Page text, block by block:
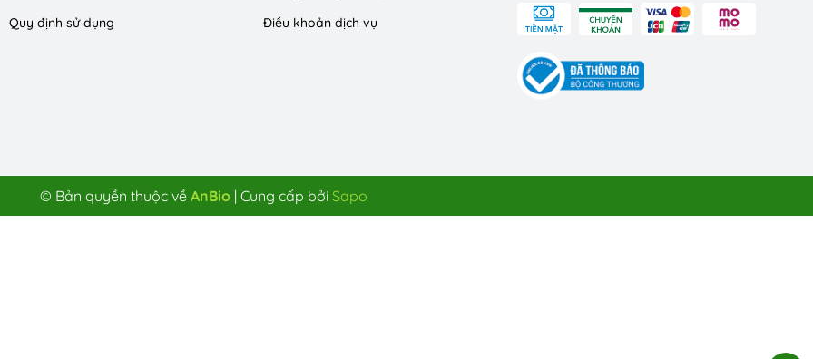
Quy định sử dụng
Điều khoản dịch vụ
© Bản quyền thuộc về AnBio | Cung cấp bởi Sapo